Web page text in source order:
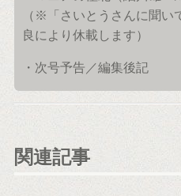
（※「さいとうさんに聞い
良により休載します）
・次号予告／編集後記
関連記事